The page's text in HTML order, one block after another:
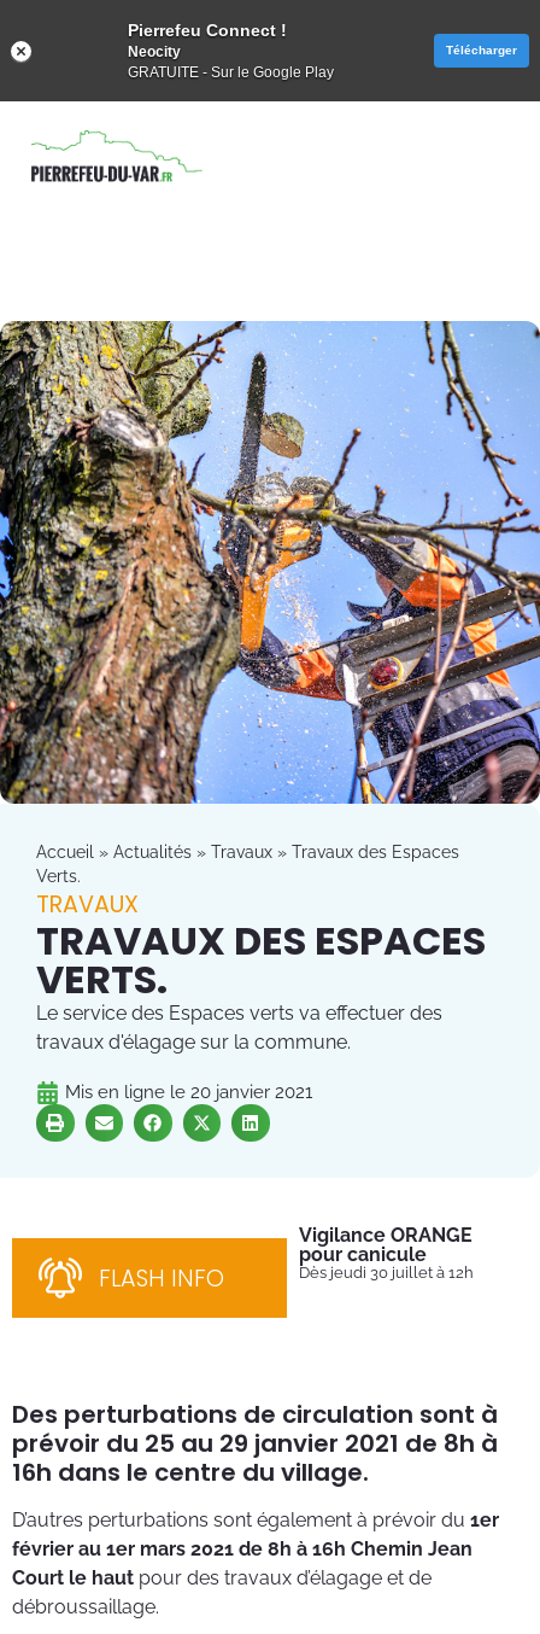
Accueil » Actualités » Travaux » Travaux des Espaces
Verts.
TRAVAUX
TRAVAUX DES ESPACES
VERTS.
Le service des Espaces verts va effectuer des
travaux d'élagage sur la commune.
Mis en ligne le 20 janvier 2021
FLASH INFO
Vigilance ORANGE
pour canicule
Dès jeudi 30 juillet à 12h
Des perturbations de circulation sont à
prévoir du 25 au 29 janvier 2021 de 8h à
16h dans le centre du village.
D’autres perturbations sont également à prévoir du 1er
février au 1er mars 2021 de 8h à 16h Chemin Jean
Court le haut pour des travaux d’élagage et de
débroussaillage.
Pierrefeu Connect !
Neocity
GRATUITE - Sur le Google Play
Télécharger